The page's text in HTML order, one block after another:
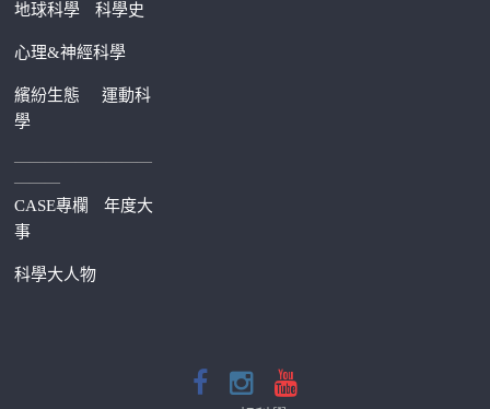
地球科學 科學史
心理&神經科學
繽紛生態運動科
學
—————————
———
CASE專欄
年度大
事
科學大人物